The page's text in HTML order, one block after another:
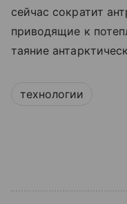
сейчас сократит
приводящие к
таяние
технологии